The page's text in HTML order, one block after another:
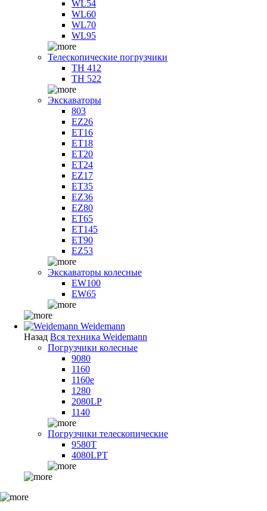
WL54
WL60
WL70
WL95
Телескопические погрузчики
TH 412
TH 522
Экскаваторы
803
EZ26
ET16
ET18
ET20
ET24
EZ17
ET35
EZ36
EZ80
ET65
ET145
ET90
EZ53
Экскаваторы колесные
EW100
EW65
Weidemann
Назад Вся техника Weidemann
Погрузчики колесные
9080
1160
1160e
1280
2080LP
1140
Погрузчики телескопические
9580T
4080LPT